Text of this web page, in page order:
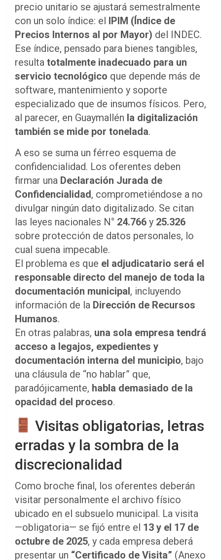
precio unitario se ajustará semestralmente
con un solo índice: el IPIM (Índice de
Precios Internos al por Mayor) del INDEC.
Ese índice, pensado para bienes tangibles,
resulta totalmente inadecuado para un
servicio tecnológico que depende más de
software, mantenimiento y soporte
especializado que de insumos físicos. Pero,
al parecer, en Guaymallén la digitalización
también se mide por tonelada.
A eso se suma un férreo esquema de
confidencialidad. Los oferentes deben
firmar una Declaración Jurada de
Confidencialidad, comprometiéndose a no
divulgar ningún dato digitalizado. Se citan
las leyes nacionales N° 24.766 y 25.326
sobre protección de datos personales, lo
cual suena impecable.
El problema es que el adjudicatario será el
responsable directo del manejo de toda la
documentación municipal, incluyendo
información de la Dirección de Recursos
Humanos.
En otras palabras, una sola empresa tendrá
acceso a legajos, expedientes y
documentación interna del municipio, bajo
una cláusula de “no hablar” que,
paradójicamente, habla demasiado de la
opacidad del proceso.
Visitas obligatorias, letras
erradas y la sombra de la
discrecionalidad
Como broche final, los oferentes deberán
visitar personalmente el archivo físico
ubicado en el subsuelo municipal. La visita
—obligatoria— se fijó entre el 13 y el 17 de
octubre de 2025, y cada empresa deberá
presentar un “Certificado de Visita” (Anexo